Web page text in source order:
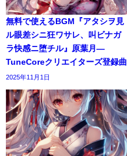
無料で使えるBGM『アタシヲ見
ル眼差シニ狂ワサレ、叫ビナガ
ラ快感ニ堕チル』原葉月―
TuneCoreクリエイターズ登録曲
2025年11月1日